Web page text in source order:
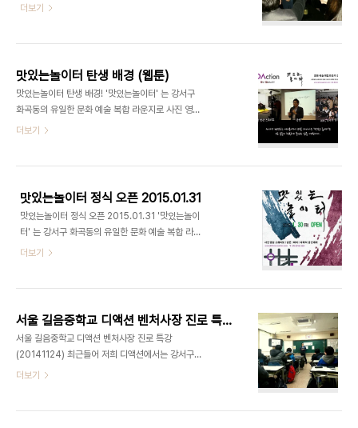
고3 수험생들에게 마음의 위안과 즐거움을 선사하고
다.ps. 특별히 이 날은 고퀄리티2nd파티팀 멤버 김
도희양의 생일이기도 했습니다. 디액션스쿨 [파티놀
이] 이벤트 개최 실습 대상 : 고퀄리티2nd 파티팀코
치 : 최정욱 교수코칭명 : 이벤트 개최 실습장소 : 강
서구 맛있는놀이터 주관 : 맛있는놀이터주최 : 고퀄리
운지, 맛있는놀이터 스튜디오/강연/이벤트/기타공간
더보기
맛있는놀이터 탄생 배경 (웹툰)
맛있는놀이터 탄생 배경! '맛있는놀이터' 는 강서구
화곡동의 유일한 문화 예술 복합 라운지로 사진 영상
스튜디오, 강연, 파티, 다목적 공간대여가 가능한 곳
일한 문화예술복합라운지, 맛있는놀이터(디액션)사
진/영상 스튜디오ㅣ강연/세미나 ㅣ 파티/이벤트ㅣ기
타공간대여(문의) 070 8748 1031 /
www.deliciousaction.com
더보기
맛있는놀이터 정식 오픈 2015.01.31
맛있는놀이터 정식 오픈 2015.01.31 '맛있는놀이
터' 는 강서구 화곡동의 유일한 문화 예술 복합 라운
지로 사진 영상 스튜디오, 강연, 파티, 다목적 공간대
서구 No.1 유일한 문화예술복합라운지, 맛있는놀이
터(디액션)사진/영상 스튜디오ㅣ강연/세미나 ㅣ 파
티/이벤트ㅣ기타공간대여(문의) 070 8748 1031
/ www.deliciousaction.com
더보기
서울 길음중학교 디액션 벤처사장 진로 특강 (20141124)
서울 길음중학교 디액션 벤처사장 진로 특강
(20141124) 최근들어 저희 디액션에서는 강서구에
'맛있는놀이터'라는 문화예술복합라운지를 오픈하면
더보기